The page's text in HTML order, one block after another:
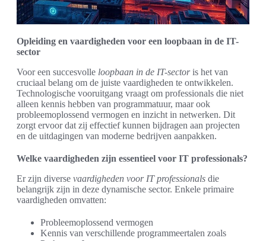
Opleiding en vaardigheden voor een loopbaan in de IT-
sector
Voor een succesvolle loopbaan in de IT-sectoris het van
cruciaal belang om de juiste vaardigheden te ontwikkelen.
Technologische vooruitgang vraagt om professionals die niet
alleen kennis hebben van programmatuur, maar ook
probleemoplossend vermogen en inzicht in netwerken. Dit
zorgt ervoor dat zij effectief kunnen bijdragen aan projecten
en de uitdagingen van moderne bedrijven aanpakken.
Welke vaardigheden zijn essentieel voor IT professionals?
Er zijn diverse vaardigheden voor IT professionals die
belangrijk zijn in deze dynamische sector. Enkele primaire
vaardigheden omvatten:
Probleemoplossend vermogen
Kennis van verschillende programmeertalen zoals